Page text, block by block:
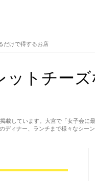
だけで得するお店
トチー
しています。大宮で「女子会に
ィナー、ランチまで様々なシー